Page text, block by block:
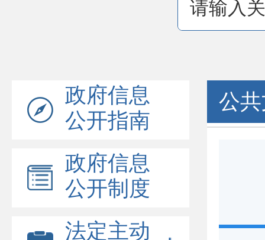
政府信息
公开指南
政府信息
公开制度
法定主动
公